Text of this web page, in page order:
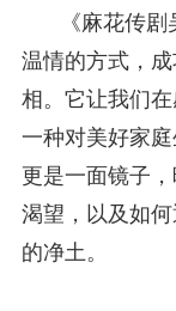
《麻花传
温情的方式，
相。它让我们
一种对美好家庭
更是一面镜子
渴望，以及如
的净土。